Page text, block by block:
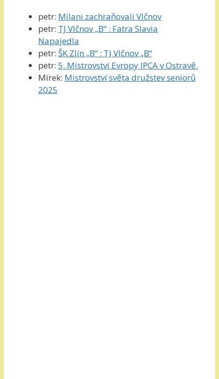
petr: Milani zachraňovali Vlčnov
petr: TJ Vlčnov „B“ : Fatra Slavia
Napajedla
petr: ŠK Zlín „B“ : TJ Vlčnov „B“
petr: 5. Mistrovství Evropy IPCA v Ostravě.
Mirek: Mistrovství světa družstev seniorů
2025